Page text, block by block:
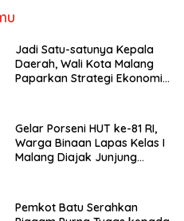
Jadi Satu-satunya Kepala
Daerah, Wali Kota Malang
Paparkan Strategi Ekonomi
Gelar Porseni HUT ke-81 RI,
Warga Binaan Lapas Kelas I
Malang Diajak Junjung
Pemkot Batu Serahkan